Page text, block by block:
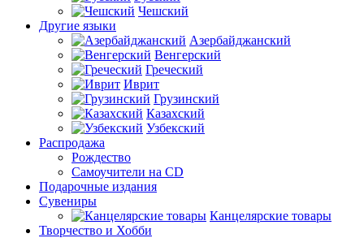
Чешский
Другие языки
Азербайджанский
Венгерский
Греческий
Иврит
Грузинский
Казахский
Узбекский
Распродажа
Рождество
Самоучители на CD
Подарочные издания
Сувениры
Канцелярские товары
Творчество и Хобби